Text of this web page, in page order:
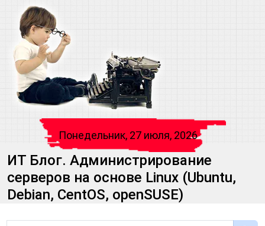
Понедельник, 27 июля, 2026
ИТ Блог. Администрирование
серверов на основе Linux (Ubuntu,
Debian, CentOS, openSUSE)